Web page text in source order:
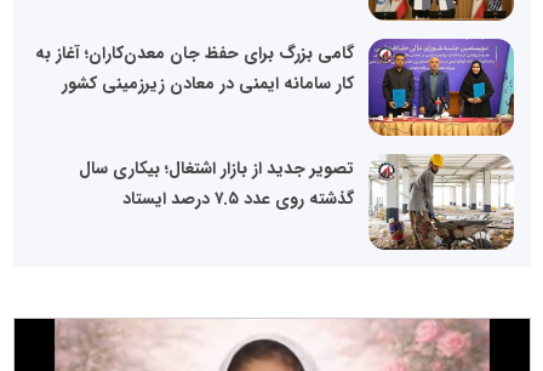
گامی بزرگ برای حفظ جان معدن‌کاران؛ آغاز به
کار سامانه ایمنی در معادن زیرزمینی کشور
تصویر جدید از بازار اشتغال؛ بیکاری سال
گذشته روی عدد ۷.۵ درصد ایستاد